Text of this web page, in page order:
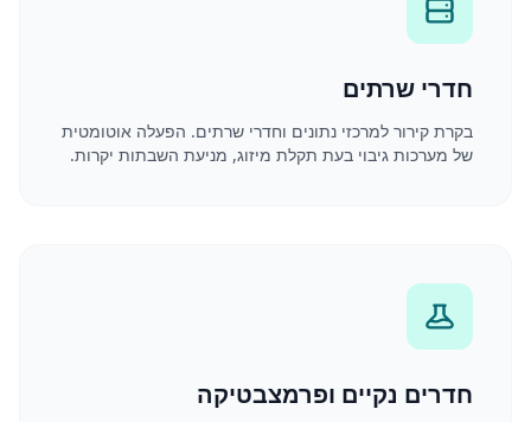
חדרי שרתים
בקרת קירור למרכזי נתונים וחדרי שרתים. הפעלה אוטומטית
של מערכות גיבוי בעת תקלת מיזוג, מניעת השבתות יקרות.
חדרים נקיים ופרמצבטיקה